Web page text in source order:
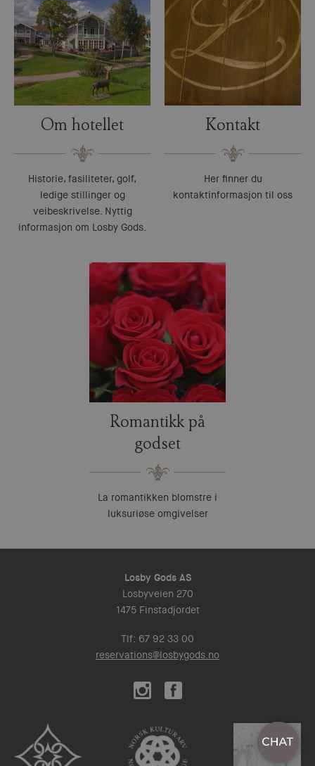
Om hotellet
Historie, fasiliteter, golf,
ledige stillinger og
veibeskrivelse. Nyttig
informasjon om Losby Gods.
Kontakt
Her finner du
kontaktinformasjon til oss
Romantikk på
godset
La romantikken blomstre i
luksuriøse omgivelser
Losby Gods AS
Losbyveien 270
1475 Finstadjordet
Tlf: 67 92 33 00
reservations@losbygods.no